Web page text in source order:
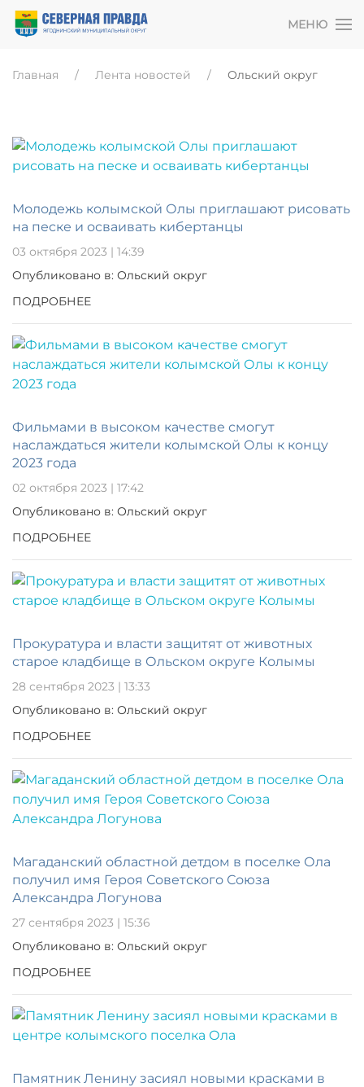
МЕНЮ
Главная Лента новостей Ольский округ
Молодежь колымской Олы приглашают рисовать
на песке и осваивать кибертанцы
03 октября 2023 | 14:39
Опубликовано в: Ольский округ
ПОДРОБНЕЕ
Фильмами в высоком качестве смогут
наслаждаться жители колымской Олы к концу
2023 года
02 октября 2023 | 17:42
Опубликовано в: Ольский округ
ПОДРОБНЕЕ
Прокуратура и власти защитят от животных
старое кладбище в Ольском округе Колымы
28 сентября 2023 | 13:33
Опубликовано в: Ольский округ
ПОДРОБНЕЕ
Магаданский областной детдом в поселке Ола
получил имя Героя Советского Союза
Александра Логунова
27 сентября 2023 | 15:36
Опубликовано в: Ольский округ
ПОДРОБНЕЕ
Памятник Ленину засиял новыми красками в